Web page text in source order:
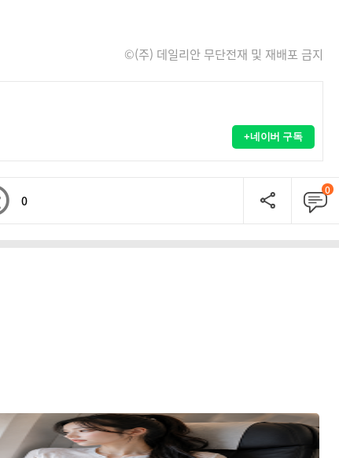
©(주) 데일리안 무단전재 및 재배포 금지
+네이버 구독
0
0